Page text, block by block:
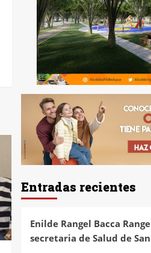
Entradas recientes
Enilde Rangel Bacca
secretaria de Salud de